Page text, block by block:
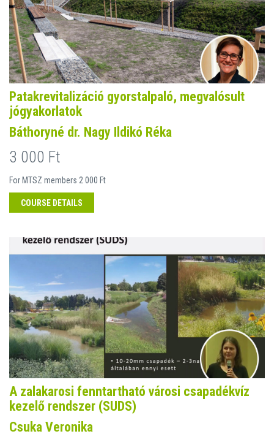
Patakrevitalizáció gyorstalpaló, megvalósult
jógyakorlatok
Báthoryné dr. Nagy Ildikó Réka
3 000 Ft
For MTSZ members 2 000 Ft
COURSE DETAILS
A zalakarosi fenntartható városi csapadékvíz
kezelő rendszer (SUDS)
Csuka Veronika